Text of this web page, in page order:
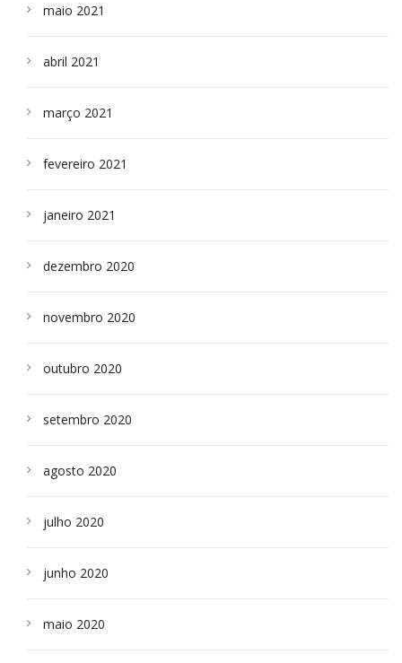
maio 2021
abril 2021
março 2021
fevereiro 2021
janeiro 2021
dezembro 2020
novembro 2020
outubro 2020
setembro 2020
agosto 2020
julho 2020
junho 2020
maio 2020